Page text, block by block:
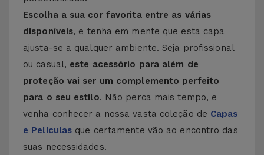
Escolha a sua cor favorita entre as várias
disponíveis, e tenha em mente que esta capa
ajusta-se a qualquer ambiente. Seja profissional
ou casual, este acessório para além de
proteção vai ser um complemento perfeito
para o seu estilo. Não perca mais tempo, e
venha conhecer a nossa vasta coleção de Capas
e Películas que certamente vão ao encontro das
suas necessidades.